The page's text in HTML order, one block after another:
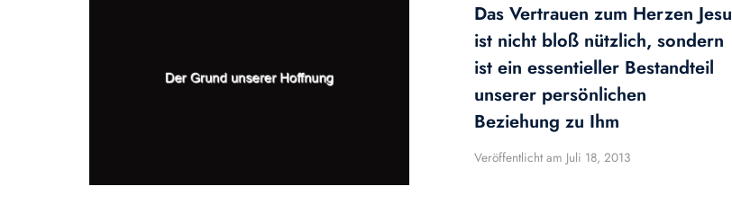
Das Vertrauen zum Herzen Jesu
ist nicht bloß nützlich, sondern
ist ein essentieller Bestandteil
unserer persönlichen
Beziehung zu Ihm
Veröffentlicht am Juli 18, 2013